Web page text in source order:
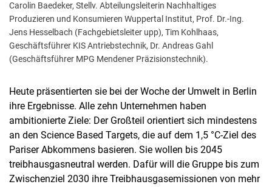
Carolin Baedeker, Stellv. Abteilungsleiterin Nachhaltiges
Produzieren und Konsumieren Wuppertal Institut, Prof. Dr.-Ing.
Jens Hesselbach (Fachgebietsleiter upp), Tim Kohlhaas,
Geschäftsführer KIS Antriebstechnik, Dr. Andreas Gahl
(Geschäftsführer MPG Mendener Präzisionstechnik).
Heute präsentierten sie bei der Woche der Umwelt in Berlin
ihre Ergebnisse. Alle zehn Unternehmen haben
ambitionierte Ziele: Der Großteil orientiert sich mindestens
an den Science Based Targets, die auf dem 1,5 °C-Ziel des
Pariser Abkommens basieren. Sie wollen bis 2045
treibhausgasneutral werden. Dafür will die Gruppe bis zum
Zwischenziel 2030 ihre Treibhausgasemissionen von mehr